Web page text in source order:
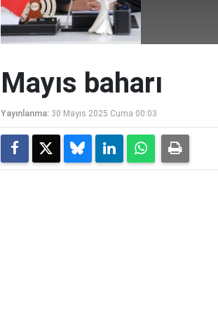
Mayıs baharı
Yayınlanma: 30 Mayıs 2025 Cuma 00:03